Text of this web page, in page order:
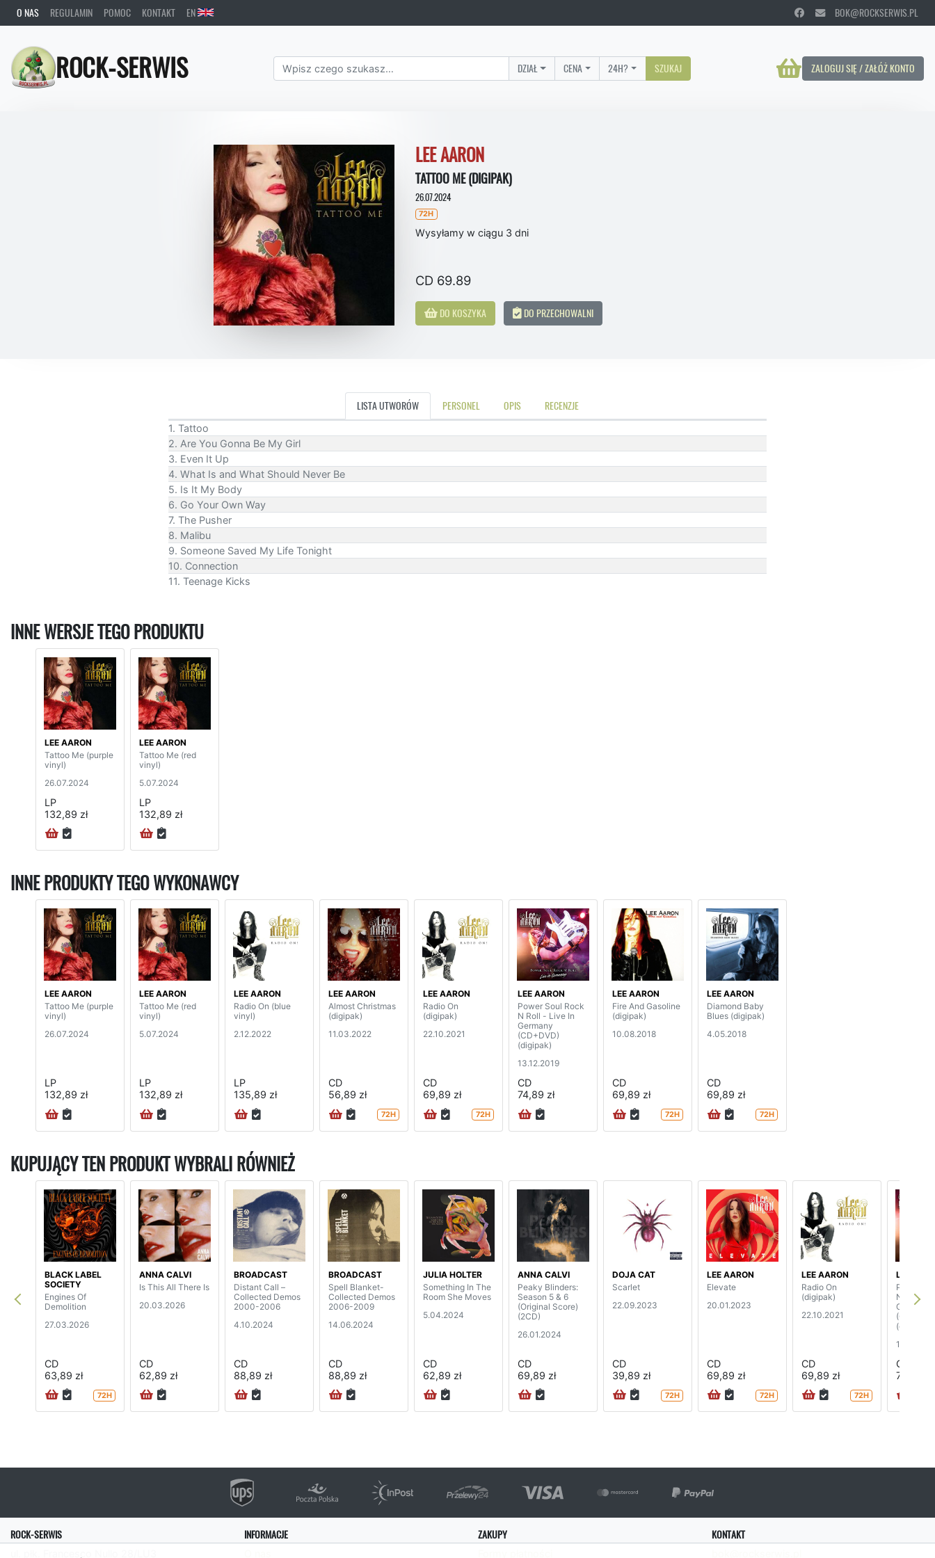
O NAS REGULAMIN POMOC KONTAKT EN BOK@ROCKSERWIS.PL
ROCK-SERWIS ZALOGUJ SIĘ / ZAŁÓŻ KONTO
DZIAŁ CENA 24H? SZUKAJ
LEE AARON
TATTOO ME (DIGIPAK)
26.07.2024
72H
Wysyłamy w ciągu 3 dni
CD 69.89
DO KOSZYKA DO PRZECHOWALNI
LISTA UTWORÓW PERSONEL OPIS RECENZJE
1. Tattoo
2. Are You Gonna Be My Girl
3. Even It Up
4. What Is and What Should Never Be
5. Is It My Body
6. Go Your Own Way
7. The Pusher
8. Malibu
9. Someone Saved My Life Tonight
10. Connection
11. Teenage Kicks
INNE WERSJE TEGO PRODUKTU
LEE AARON
Tattoo Me (purple
vinyl)
26.07.2024
LP
132,89 zł
LEE AARON
Tattoo Me (red
vinyl)
5.07.2024
LP
132,89 zł
INNE PRODUKTY TEGO WYKONAWCY
LEE AARON
Tattoo Me (purple
vinyl)
26.07.2024
LP
132,89 zł
LEE AARON
Tattoo Me (red
vinyl)
5.07.2024
LP
132,89 zł
LEE AARON
Radio On (blue
vinyl)
2.12.2022
LP
135,89 zł
LEE AARON
Almost Christmas
(digipak)
11.03.2022
CD
56,89 zł
72H
LEE AARON
Radio On
(digipak)
22.10.2021
CD
69,89 zł
72H
LEE AARON
Power Soul Rock
N Roll - Live In
Germany
(CD+DVD)
(digipak)
13.12.2019
CD
74,89 zł
LEE AARON
Fire And Gasoline
(digipak)
10.08.2018
CD
69,89 zł
72H
LEE AARON
Diamond Baby
Blues (digipak)
4.05.2018
CD
69,89 zł
72H
KUPUJĄCY TEN PRODUKT WYBRALI RÓWNIEŻ
BLACK LABEL
SOCIETY
Engines Of
Demolition
27.03.2026
CD
63,89 zł
72H
ANNA CALVI
Is This All There Is
20.03.2026
CD
62,89 zł
BROADCAST
Distant Call –
Collected Demos
2000-2006
4.10.2024
CD
88,89 zł
BROADCAST
Spell Blanket-
Collected Demos
2006-2009
14.06.2024
CD
88,89 zł
JULIA HOLTER
Something In The
Room She Moves
5.04.2024
CD
62,89 zł
ANNA CALVI
Peaky Blinders:
Season 5 & 6
(Original Score)
(2CD)
26.01.2024
CD
69,89 zł
DOJA CAT
Scarlet
22.09.2023
CD
39,89 zł
72H
LEE AARON
Elevate
20.01.2023
CD
69,89 zł
72H
LEE AARON
Radio On
(digipak)
22.10.2021
CD
69,89 zł
72H
LEE
Power
N Roll -
Germany
(digipak)
CD
74,89 zł
ROCK-SERWIS INFORMACJE ZAKUPY KONTAKT